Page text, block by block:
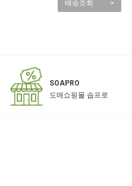
배송조회 >
SOAPRO
도매쇼핑몰 솝프로